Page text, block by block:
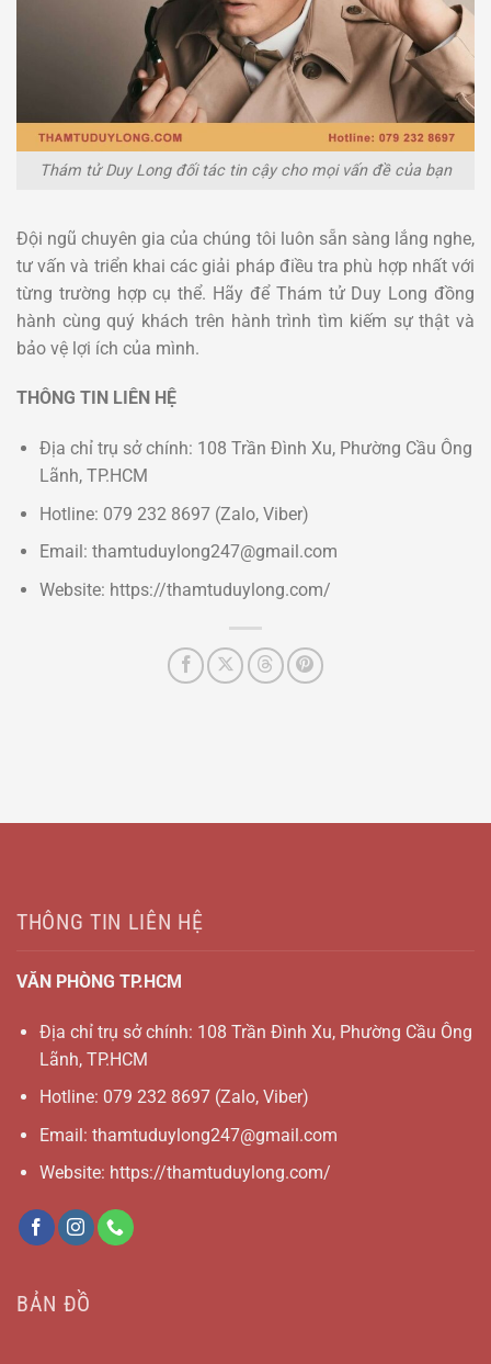
Thám tử Duy Long đối tác tin cậy cho mọi vấn đề của bạn
Đội ngũ chuyên gia của chúng tôi luôn sẵn sàng lắng nghe,
tư vấn và triển khai các giải pháp điều tra phù hợp nhất với
từng trường hợp cụ thể. Hãy để Thám tử Duy Long đồng
hành cùng quý khách trên hành trình tìm kiếm sự thật và
bảo vệ lợi ích của mình.
THÔNG TIN LIÊN HỆ
Địa chỉ trụ sở chính: 108 Trần Đình Xu, Phường Cầu Ông
Lãnh, TP.HCM
Hotline: 079 232 8697 (Zalo, Viber)
Email: thamtuduylong247@gmail.com
Website: https://thamtuduylong.com/
THÔNG TIN LIÊN HỆ
VĂN PHÒNG TP.HCM
Địa chỉ trụ sở chính: 108 Trần Đình Xu, Phường Cầu Ông
Lãnh, TP.HCM
Hotline: 079 232 8697(Zalo, Viber)
Email: thamtuduylong247@gmail.com
Website: https://thamtuduylong.com/
BẢN ĐỒ